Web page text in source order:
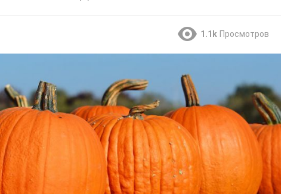
1.1k Просмотров